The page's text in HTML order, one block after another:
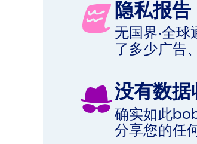
隐私报告
无国界·全
了多少广告
没有数据
确实如此
分享您的任